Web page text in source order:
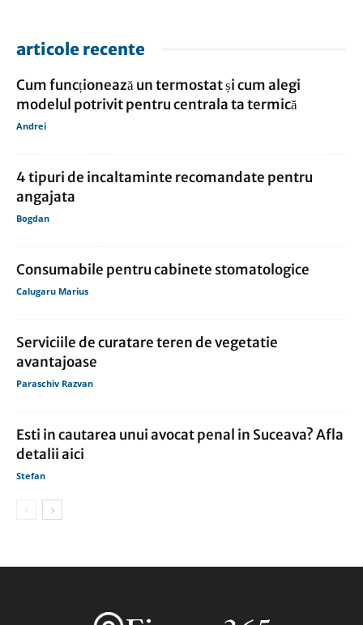
articole recente
Cum funcționează un termostat și cum alegi
modelul potrivit pentru centrala ta termică
Andrei
4 tipuri de incaltaminte recomandate pentru
angajata
Bogdan
Consumabile pentru cabinete stomatologice
Calugaru Marius
Serviciile de curatare teren de vegetatie
avantajoase
Paraschiv Razvan
Esti in cautarea unui avocat penal in Suceava? Afla
detalii aici
Stefan